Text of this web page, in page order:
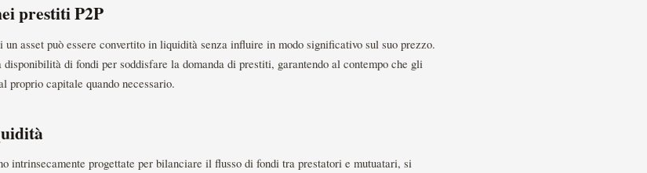
prestiti P2P
asset può essere convertito in liquidità senza influire in modo significativo sul suo prezzo.
di fondi per soddisfare la domanda di prestiti, garantendo al contempo che gli
proprio capitale quando necessario.
intrinsecamente progettate per bilanciare il flusso di fondi tra prestatori e mutuatari, si